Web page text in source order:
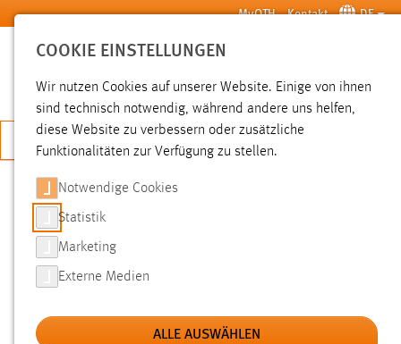
Zum Hauptinhalt springen MyOTH Kontakt DE
SUCHE
JETZT BEWERBEN
SUCHE
FILTER
Typ
COOKIE EINSTELLUNGEN
Wir nutzen Cookies auf unserer Website. Einige von ihnen
sind technisch notwendig, während andere uns helfen,
diese Website zu verbessern oder zusätzliche
Funktionalitäten zur Verfügung zu stellen.
Notwendige Cookies
Statistik
Marketing
Externe Medien
ALLE AUSWÄHLEN